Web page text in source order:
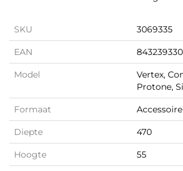
SKU 3069335
EAN
Model
Vertex,
Protone,
Formaat Accessoire
Diepte 470
Hoogte 55